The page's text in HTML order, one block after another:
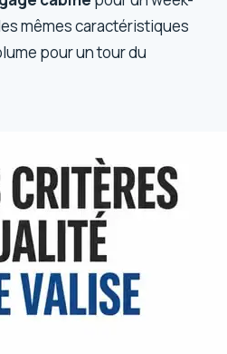
mêmes caractéristiques
pour un tour du